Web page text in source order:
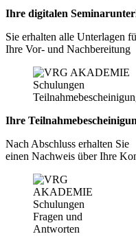
Ihre digitalen
Sie erhalten alle Unterlagen
Ihre Vor- und Nachbereitung
Ihre
Nach Abschluss erhalten Sie
einen Nachweis über Ihre